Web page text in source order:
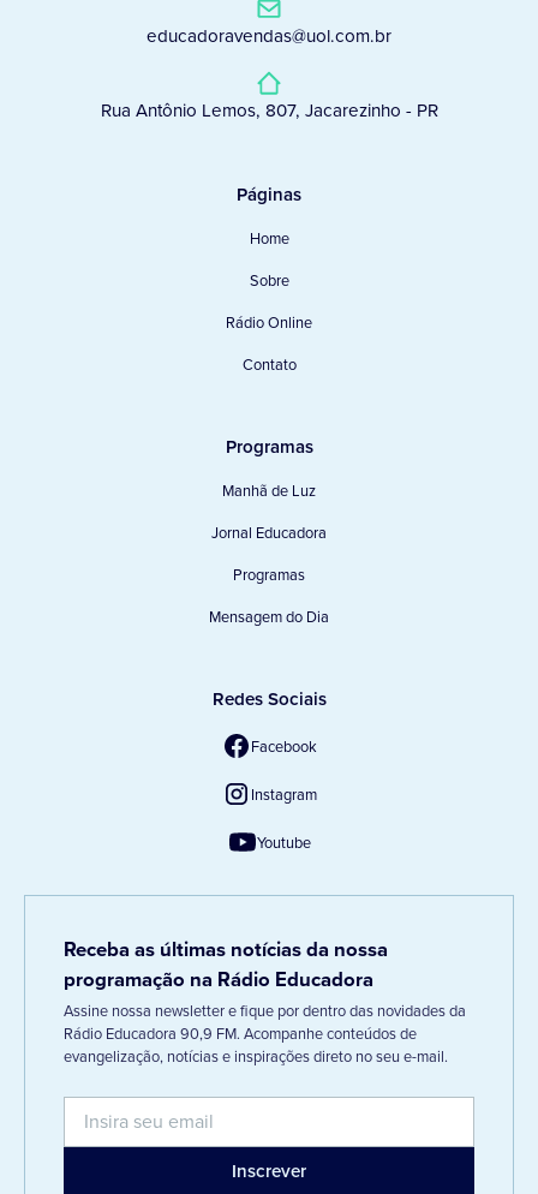
educadoravendas@uol.com.br
Rua Antônio Lemos, 807, Jacarezinho - PR
Páginas
Home
Sobre
Rádio Online
Contato
Programas
Manhã de Luz
Jornal Educadora
Programas
Mensagem do Dia
Redes Sociais
Facebook
Instagram
Youtube
Receba as últimas notícias da nossa
programação na Rádio Educadora
Assine nossa newsletter e fique por dentro das novidades da
Rádio Educadora 90,9 FM. Acompanhe conteúdos de
evangelização, notícias e inspirações direto no seu e-mail.